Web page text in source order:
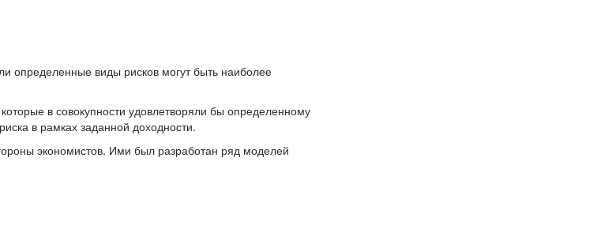
определенные виды рисков могут быть наиболее
в совокупности удовлетворяли бы определенному
в рамках заданной доходности.
экономистов. Ими был разработан ряд моделей